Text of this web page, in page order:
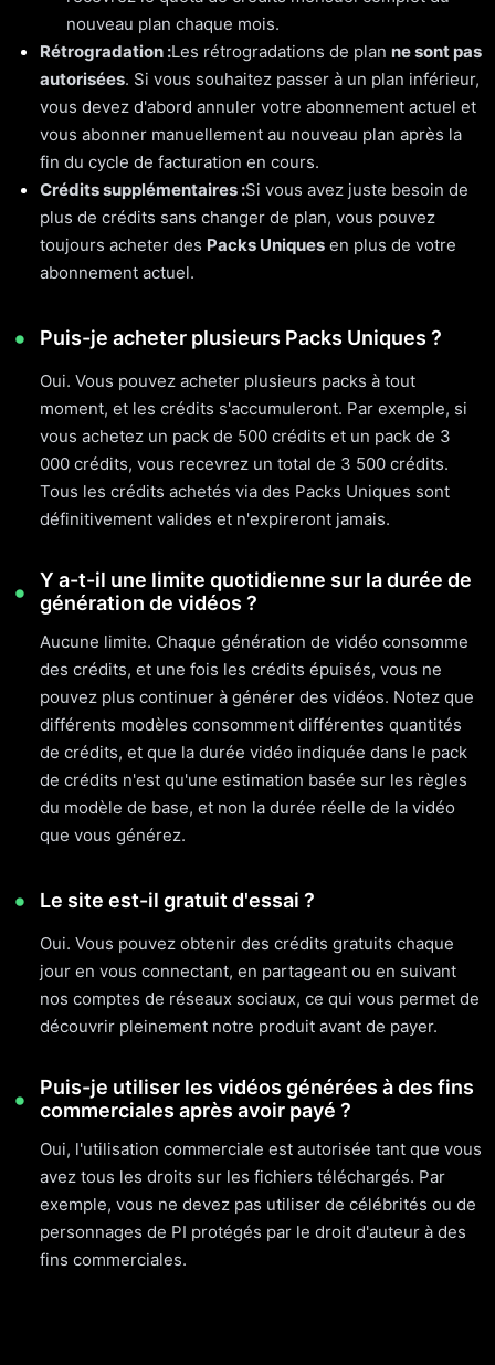
nouveau plan chaque mois.
Rétrogradation :Les rétrogradations de plan ne sont pas
autorisées. Si vous souhaitez passer à un plan inférieur,
vous devez d'abord annuler votre abonnement actuel et
vous abonner manuellement au nouveau plan après la
fin du cycle de facturation en cours.
Crédits supplémentaires :Si vous avez juste besoin de
plus de crédits sans changer de plan, vous pouvez
toujours acheter des Packs Uniques en plus de votre
abonnement actuel.
Puis-je acheter plusieurs Packs Uniques ?
Oui. Vous pouvez acheter plusieurs packs à tout
moment, et les crédits s'accumuleront. Par exemple, si
vous achetez un pack de 500 crédits et un pack de 3
000 crédits, vous recevrez un total de 3 500 crédits.
Tous les crédits achetés via des Packs Uniques sont
définitivement valides et n'expireront jamais.
Y a-t-il une limite quotidienne sur la durée de
génération de vidéos ?
Aucune limite. Chaque génération de vidéo consomme
des crédits, et une fois les crédits épuisés, vous ne
pouvez plus continuer à générer des vidéos. Notez que
différents modèles consomment différentes quantités
de crédits, et que la durée vidéo indiquée dans le pack
de crédits n'est qu'une estimation basée sur les règles
du modèle de base, et non la durée réelle de la vidéo
que vous générez.
Le site est-il gratuit d'essai ?
Oui. Vous pouvez obtenir des crédits gratuits chaque
jour en vous connectant, en partageant ou en suivant
nos comptes de réseaux sociaux, ce qui vous permet de
découvrir pleinement notre produit avant de payer.
Puis-je utiliser les vidéos générées à des fins
commerciales après avoir payé ?
Oui, l'utilisation commerciale est autorisée tant que vous
avez tous les droits sur les fichiers téléchargés. Par
exemple, vous ne devez pas utiliser de célébrités ou de
personnages de PI protégés par le droit d'auteur à des
fins commerciales.